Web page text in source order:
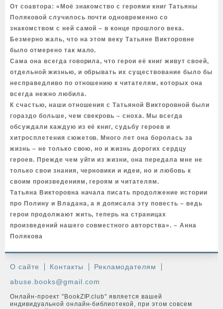
От соавтора: «Моё знакомство с героями книг Татьяны
Поляковой случилось почти одновременно со
знакомством с ней самой – в конце прошлого века.
Безмерно жаль, что на этом веку Татьяне Викторовне
было отмерено так мало.
Сама она всегда говорила, что герои её книг живут своей,
отдельной жизнью, и обрывать их существование было бы
несправедливо по отношению к читателям, которых она
всегда нежно любила.
К счастью, наши отношения с Татьяной Викторовной были
гораздо больше, чем свекровь – сноха. Мы всегда
обсуждали каждую из её книг, судьбу героев и
хитросплетения сюжетов. Много лет она боролась за
жизнь – не только свою, но и жизнь дорогих сердцу
героев. Прежде чем уйти из жизни, она передала мне не
только свои знания, черновики и идеи, но и любовь к
своим произведениям, героям и читателям.
Татьяна Викторовна начала писать продолжение истории
про Полину и Владана, а я дописала эту повесть – ведь
герои продолжают жить, теперь на страницах
произведений нашего совместного авторства». – Анна
Полякова
О сайте Контакты
Рекламодателям
abuse.books@gmail.com
Онлайн-проект "BookZIP.club" является вашей
индивидуальной онлайн-библиотекой, при этом совсем